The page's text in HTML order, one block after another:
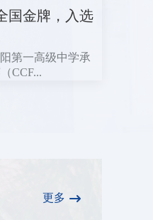
国金牌，入选
第一高级中学承
CCF...
更多